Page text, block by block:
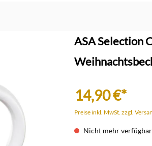
ASA Selection
14,90 €*
Preise inkl. MwSt. zzgl.
Nicht mehr verfügbar